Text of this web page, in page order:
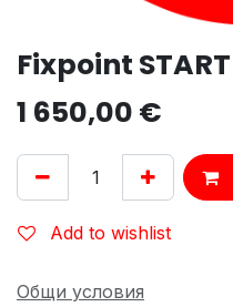
Fixpoint START
1 650,00 €
Add to wishlist
Общи условия